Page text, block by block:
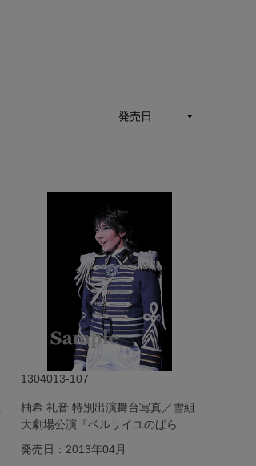
1304013-107
柚希 礼音 特別出演舞台写真／雪組
大劇場公演『ベルサイユのばら』
―フェルゼン編―
発売日：2013年04月